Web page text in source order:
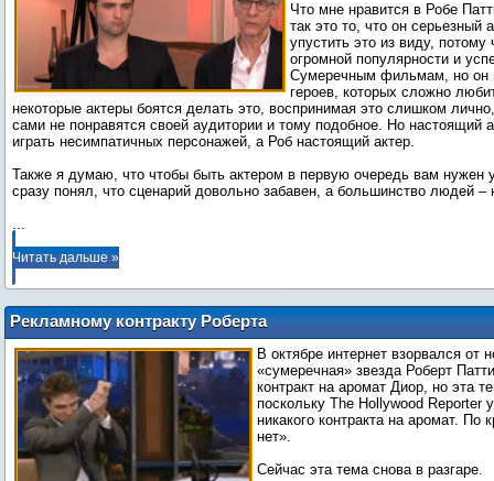
Что мне нравится в Робе
так это то, что он серьезный
упустить это из виду, потому
огромной популярности и
Сумеречным фильмам, но он
героев, которых сложно
некоторые актеры боятся делать это, воспринимая это слишком
сами не понравятся своей аудитории и тому подобное. Но настоящий
играть несимпатичных персонажей, а Роб настоящий актер.
Также я думаю, что чтобы быть актером в первую очередь вам нужен
...
Читать дальше »
Рекламному контракту Роберта
Паттинсона с Диор наконец-то дали
ход?
В октябре интернет взорвался от
«сумеречная» звезда Роберт
контракт на аромат Диор, но эта
поскольку The Hollywood Reporter
никакого контракта на аромат. По
нет».
Сейчас эта тема снова в разгаре.